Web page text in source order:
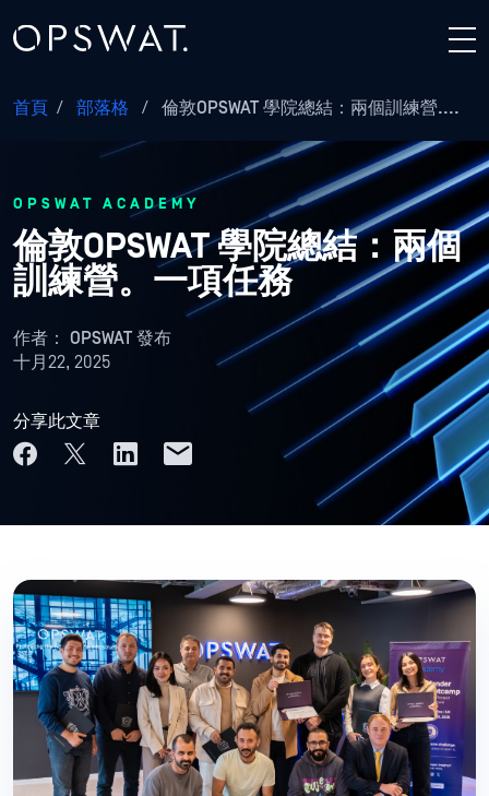
首頁 / 部落格 / 倫敦OPSWAT 學院總結：兩個訓練營....
OPSWAT ACADEMY
倫敦OPSWAT 學院總結：兩個
訓練營。一項任務
作者： OPSWAT 發布
十月22, 2025
分享此文章